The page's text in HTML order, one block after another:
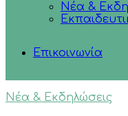
Νέα &
Επικοινωνία
Νέα & Εκδηλώσεις